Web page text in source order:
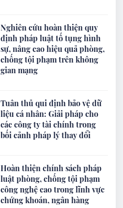
Nghiên cứu hoàn thiện quy
định pháp luật tố tụng hình
sự, nâng cao hiệu quả phòng,
chống tội phạm trên không
gian mạng
Tuân thủ qui định bảo vệ dữ
liệu cá nhân: Giải pháp cho
các công ty tài chính trong
bối cảnh pháp lý thay đổi
Hoàn thiện chính sách pháp
luật phòng, chống tội phạm
công nghệ cao trong lĩnh vực
chứng khoán, ngân hàng